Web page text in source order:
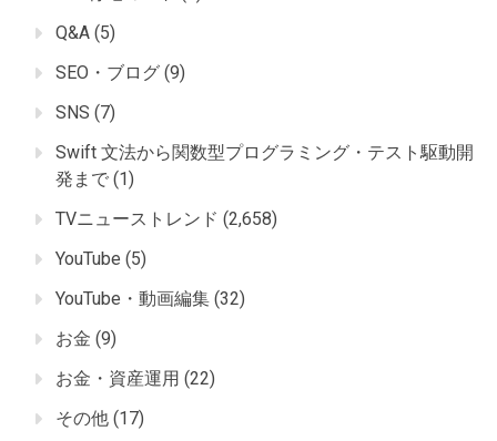
Q&A (5)
SEO・ブログ (9)
SNS (7)
Swift 文法から関数型プログラミング・テスト駆動開
発まで (1)
TVニューストレンド (2,658)
YouTube (5)
YouTube・動画編集 (32)
お金 (9)
お金・資産運用 (22)
その他 (17)